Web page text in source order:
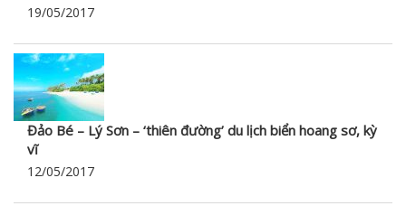
19/05/2017
Đảo Bé – Lý Sơn – ‘thiên đường’ du lịch biển hoang sơ, kỳ
vĩ
12/05/2017